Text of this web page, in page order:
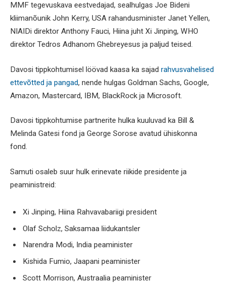
MMF tegevuskava eestvedajad, sealhulgas Joe Bideni
kliimanõunik John Kerry, USA rahandusminister Janet Yellen,
NIAIDi direktor Anthony Fauci, Hiina juht Xi Jinping, WHO
direktor Tedros Adhanom Ghebreyesus ja paljud teised.
Davosi tippkohtumisel löövad kaasa ka sajad rahvusvahelised
ettevõtted ja pangad, nende hulgas Goldman Sachs, Google,
Amazon, Mastercard, IBM, BlackRock ja Microsoft.
Davosi tippkohtumise partnerite hulka kuuluvad ka Bill &
Melinda Gatesi fond ja George Sorose avatud ühiskonna
fond.
Samuti osaleb suur hulk erinevate riikide presidente ja
peaministreid:
Xi Jinping, Hiina Rahvavabariigi president
Olaf Scholz, Saksamaa liidukantsler
Narendra Modi, India peaminister
Kishida Fumio, Jaapani peaminister
Scott Morrison, Austraalia peaminister